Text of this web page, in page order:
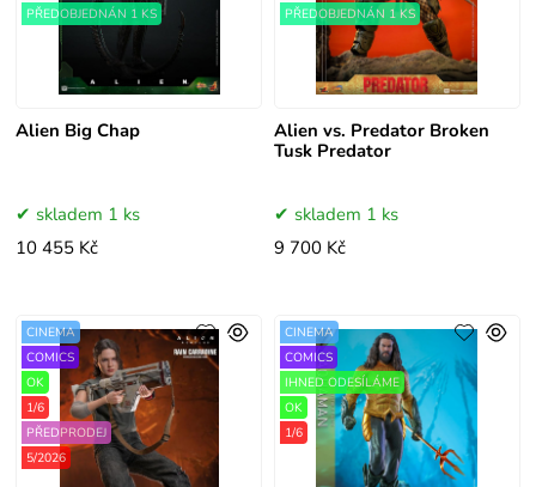
Alien Big Chap
PŘEDOBJEDNÁN 1 KS
skladem 1 ks
10 455 Kč
Alien vs. Predator Broken
Tusk Predator
PŘEDOBJEDNÁN 1 KS
skladem 1 ks
9 700 Kč
CINEMA
COMICS
OK
1/6
PŘEDPRODEJ
5/2026
CINEMA
COMICS
IHNED ODESÍLÁME
OK
1/6